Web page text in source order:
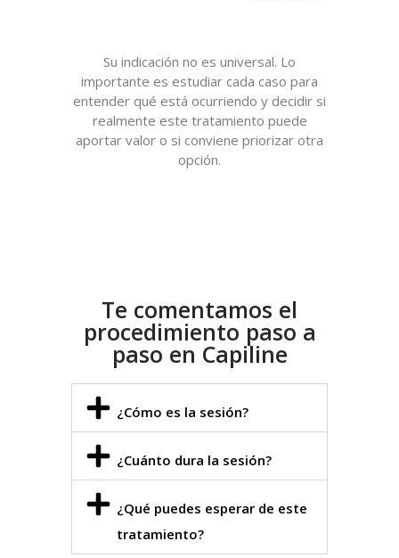
Su indicación no es universal. Lo
importante es estudiar cada caso para
entender qué está ocurriendo y decidir si
realmente este tratamiento puede
aportar valor o si conviene priorizar otra
opción.
Te comentamos el
procedimiento paso a
paso en Capiline
¿Cómo es la sesión?
¿Cuánto dura la sesión?
¿Qué puedes esperar de este
tratamiento?